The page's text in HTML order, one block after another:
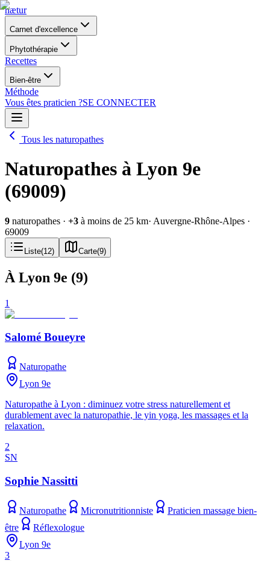
nætur
Carnet d'excellence
Phytothérapie
Recettes
Bien-être
Méthode
Vous êtes praticien ?SE CONNECTER
Tous les naturopathes
Naturopathes à Lyon 9e
(69009)
9 naturopathes · +3 à moins de 25 km· Auvergne-Rhône-Alpes ·
69009
Liste(12) Carte(9)
À Lyon 9e (9)
1
Salomé Boueyre
Naturopathe
Lyon 9e
Naturopathe à Lyon : diminuez votre stress naturellement et
durablement avec la naturopathie, le yin yoga, les massages et la
relaxation.
2
SN
Sophie Nassitti
Naturopathe Micronutritionniste
Praticien massage bien-
être
Réflexologue
Lyon 9e
3